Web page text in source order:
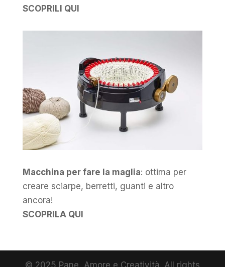
SCOPRILI QUI
Macchina per fare la maglia: ottima per
creare sciarpe, berretti, guanti e altro
ancora!
SCOPRILA QUI